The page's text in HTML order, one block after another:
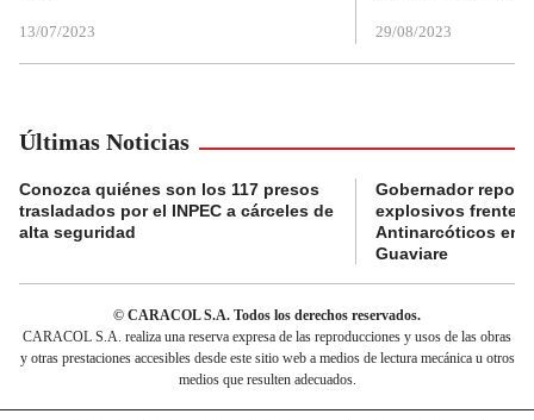
13/07/2023 29/08/2023
Últimas Noticias
Conozca quiénes son los 117 presos
trasladados por el INPEC a cárceles de
alta seguridad
Gobernador
explosivos frente a
Antinarcóticos en
Guaviare
© CARACOL S.A. Todos los derechos reservados.
CARACOL S.A. realiza una reserva expresa de las reproducciones y usos de las obras
y otras prestaciones accesibles desde este sitio web a medios de lectura mecánica u otros
medios que resulten adecuados.